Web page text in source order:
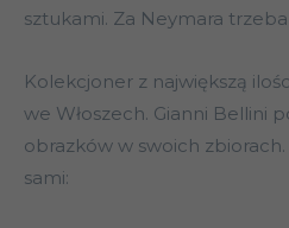
sztukami. Za Neymara
Kolekcjoner z największą
we Włoszech. Gianni Bellini
obrazków w swoich
sami: